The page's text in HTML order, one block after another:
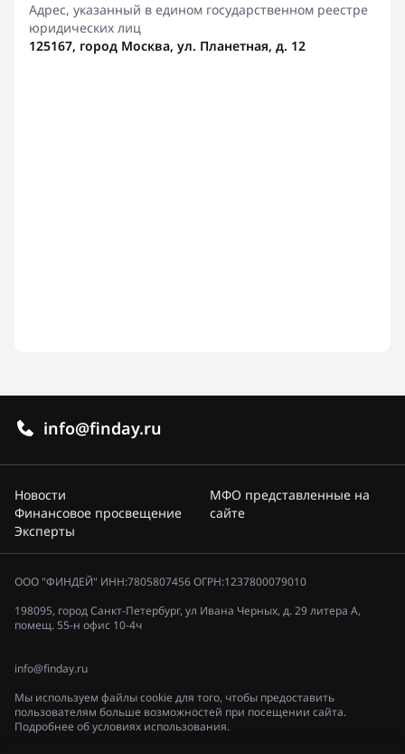
Адрес, указанный в едином государственном реестре
юридических лиц
125167, город Москва, ул. Планетная, д. 12
info@finday.ru
Новости
Финансовое просвещение
Эксперты
МФО представленные на
сайте
ООО "ФИНДЕЙ" ИНН:7805807456 ОГРН:1237800079010
198095, город Санкт-Петербург, ул Ивана Черных, д. 29 литера А,
помещ. 55-н офис 10-4ч
info@finday.ru
Мы используем файлы cookie для того, чтобы предоставить
пользователям больше возможностей при посещении сайта.
Подробнее об условиях использования.